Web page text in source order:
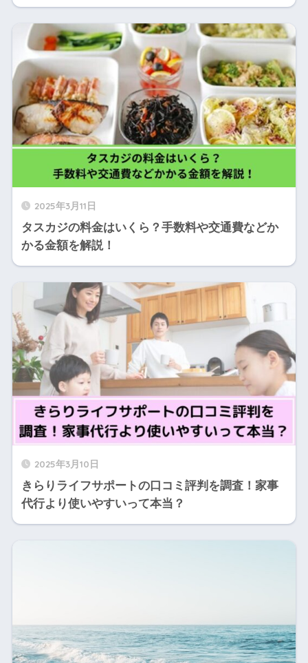
2025年3月11日
タスカジの料金はいくら？手数料や交通費などか
かる金額を解説！
2025年3月10日
きらりライフサポートの口コミ評判を調査！家事
代行より使いやすいって本当？